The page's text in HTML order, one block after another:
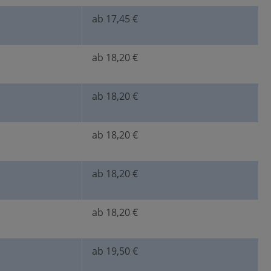
ab 17,45 €
ab 18,20 €
ab 18,20 €
ab 18,20 €
ab 18,20 €
ab 18,20 €
ab 19,50 €